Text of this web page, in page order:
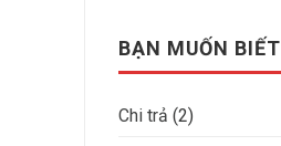
BẠN MUỐN BIẾT
Chi trả (2)